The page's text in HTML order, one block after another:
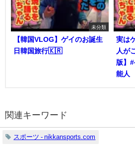
未分類
【韓国VLOG】ゲイのお誕生
日韓国旅行🇰🇷
実は
人が
版】
能人
関連キーワード
スポーツ - nikkansports.com